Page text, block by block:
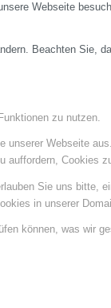
Webseite
Beachten Sie,
zu nutzen.
Webseite
Cookies
Sie uns bitte,
in unserer
können, was wir